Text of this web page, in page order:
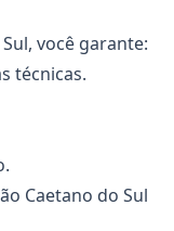
você garante:
técnicas.
Caetano do Sul